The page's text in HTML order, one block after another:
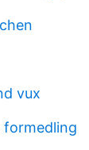
vux
formedling